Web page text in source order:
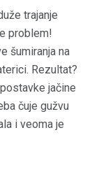
trajanje
problem!
šumiranja na
Rezultat?
jačine
čuje gužvu
i veoma je